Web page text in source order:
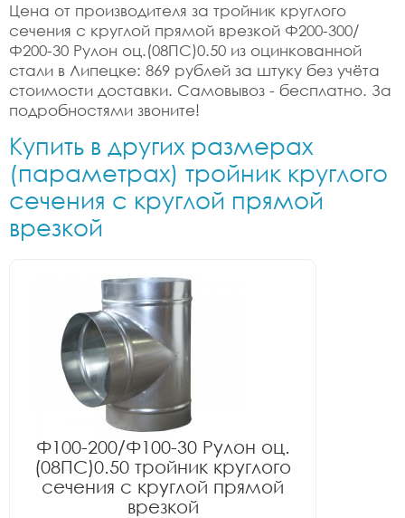
Цена от производителя за тройник круглого
сечения с круглой прямой врезкой Ф200-300/
Ф200-30 Рулон оц.(08ПС)0.50 из оцинкованной
стали в Липецке: 869 рублей за штуку без учёта
стоимости доставки. Самовывоз - бесплатно. За
подробностями звоните!
Купить в других размерах
(параметрах) тройник круглого
сечения с круглой прямой
врезкой
Ф100-200/Ф100-30 Рулон оц.
(08ПС)0.50 тройник круглого
сечения с круглой прямой
врезкой